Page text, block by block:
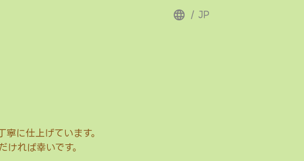
/ JP
に仕上げています。
れば幸いです。